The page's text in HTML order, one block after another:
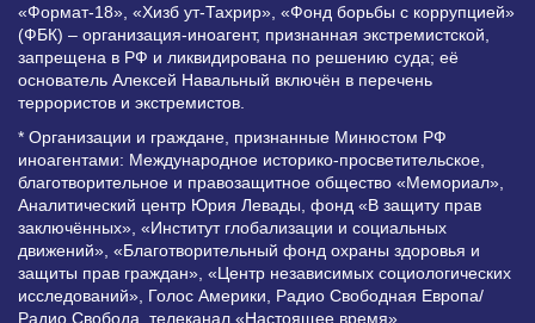
«Формат-18», «Хизб ут-Тахрир», «Фонд борьбы с коррупцией»
(ФБК) – организация-иноагент, признанная экстремистской,
запрещена в РФ и ликвидирована по решению суда; её
основатель Алексей Навальный включён в перечень
террористов и экстремистов.
* Организации и граждане, признанные Минюстом РФ
иноагентами: Международное историко-просветительское,
благотворительное и правозащитное общество «Мемориал»,
Аналитический центр Юрия Левады, фонд «В защиту прав
заключённых», «Институт глобализации и социальных
движений», «Благотворительный фонд охраны здоровья и
защиты прав граждан», «Центр независимых социологических
исследований», Голос Америки, Радио Свободная Европа/
Радио Свобода, телеканал «Настоящее время»,